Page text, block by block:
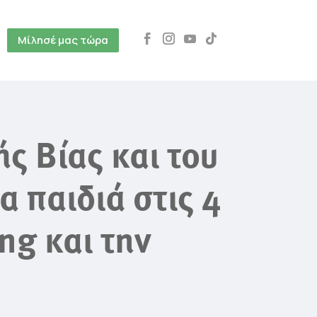
Μίλησέ μας τώρα
Βίας και του
στις 4
και την